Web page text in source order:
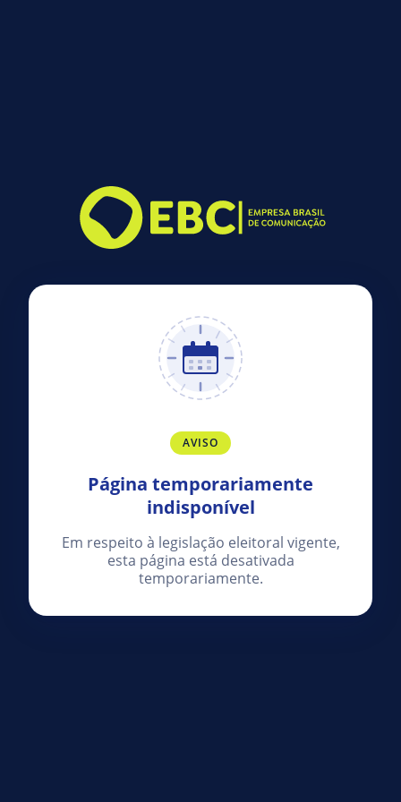
AVISO
Página temporariamente
indisponível
Em respeito à legislação eleitoral vigente,
esta página está desativada
temporariamente.